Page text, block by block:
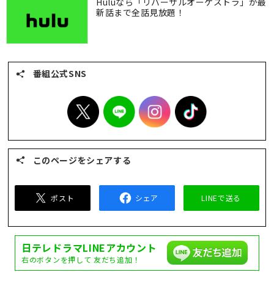
新話まで全話見放題！
番組公式SNS
このページをシェアする
ポスト シェア LINEで送る
日テレドラマLINEアカウント
右のボタンを押して 友だち追加！